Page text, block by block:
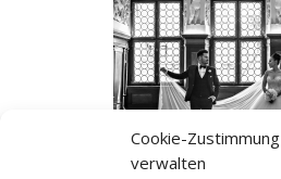
Cookie-Zustimmung
verwalten